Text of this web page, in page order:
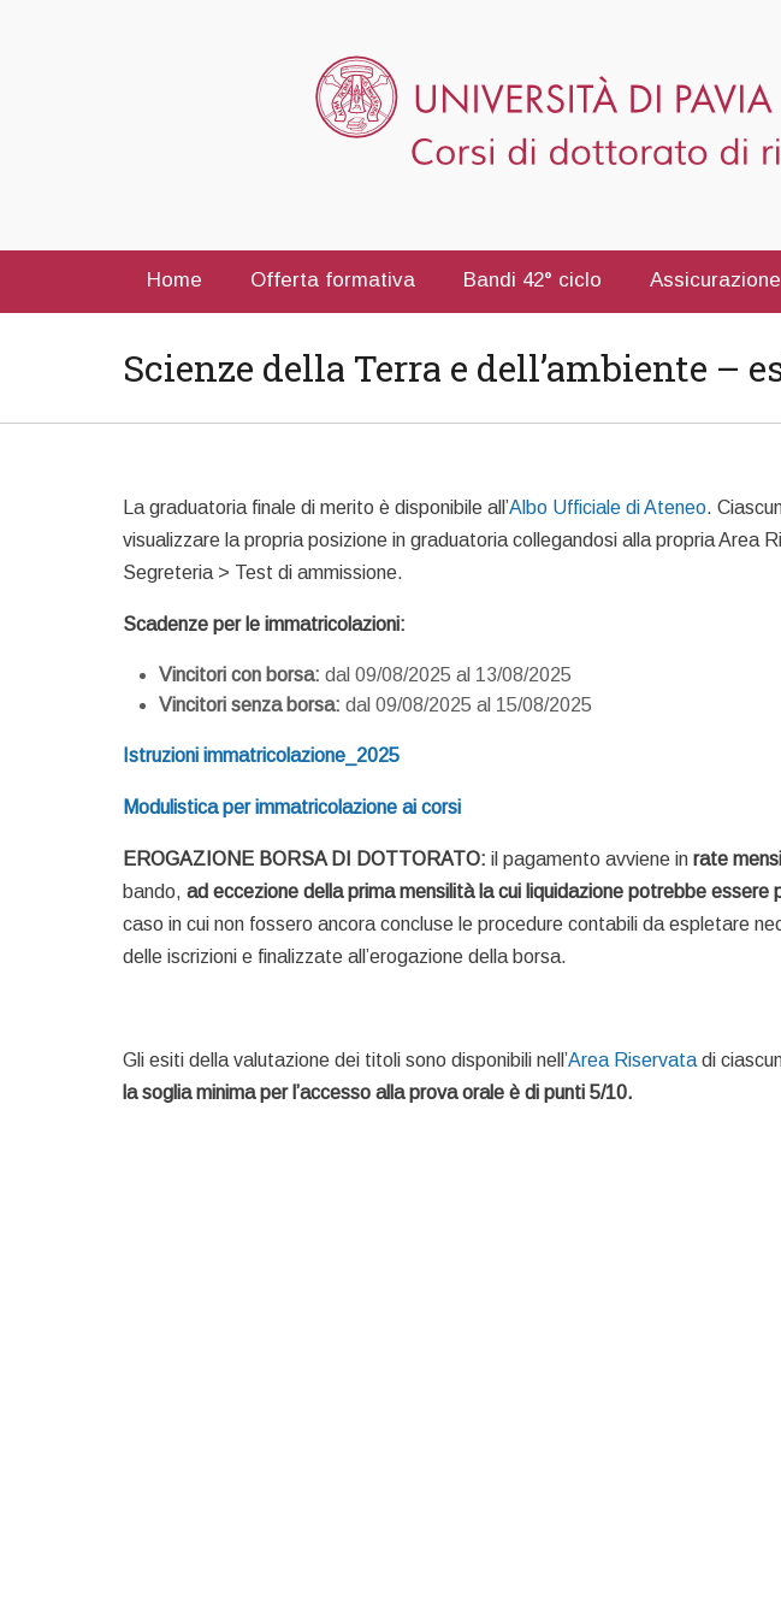
Home Offerta formativa Bandi 42° ciclo
Scienze della Terra e dell’ambiente –
La graduatoria finale di merito è disponibile all’Albo Ufficiale di Ateneo.
visualizzare la propria posizione in graduatoria collegandosi alla propria Area
Segreteria > Test di ammissione.
Scadenze per le immatricolazioni:
Vincitori con borsa: dal 09/08/2025 al 13/08/2025
Vincitori senza borsa: dal 09/08/2025 al 15/08/2025
Istruzioni immatricolazione_2025
Modulistica per immatricolazione ai corsi
EROGAZIONE BORSA DI DOTTORATO: il pagamento avviene in rate
bando, ad eccezione della prima mensilità la cui liquidazione potrebbe essere
caso in cui non fossero ancora concluse le procedure contabili da espletare
delle iscrizioni e finalizzate all’erogazione della borsa.
Gli esiti della valutazione dei titoli sono disponibili nell’Area Riservata di
la soglia minima per l’accesso alla prova orale è di punti 5/10.